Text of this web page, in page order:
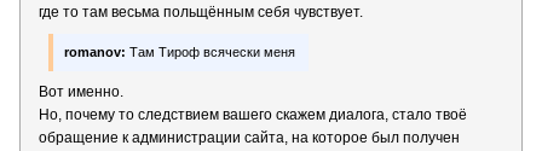
где то там весьма польщённым себя чувствует.
romanov: Там Тироф всячески меня
Вот именно.
Но, почему то следствием вашего скажем диалога, стало твоё
обращение к администрации сайта, на которое был получен